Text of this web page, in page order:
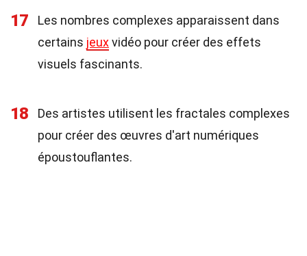
17
Les nombres complexes apparaissent dans
certains jeuxvidéo pour créer des effets
visuels fascinants.
18
Des artistes utilisent les fractales complexes
pour créer des œuvres d'art numériques
époustouflantes.